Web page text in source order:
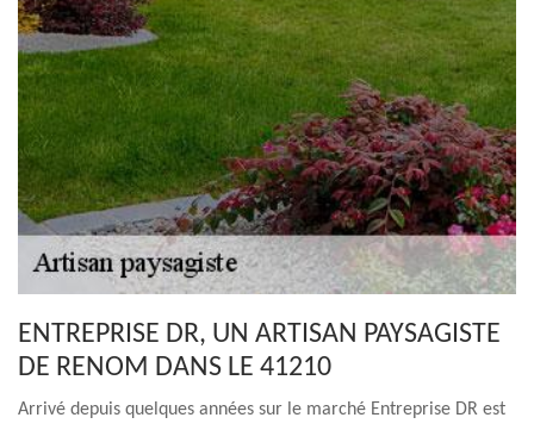
ENTREPRISE DR, UN ARTISAN PAYSAGISTE
DE RENOM DANS LE 41210
Arrivé depuis quelques années sur le marché Entreprise DR est